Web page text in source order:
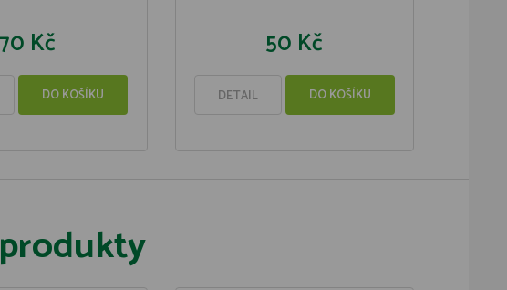
70 Kč
DO KOŠÍKU
50 Kč
DETAIL DO KOŠÍKU